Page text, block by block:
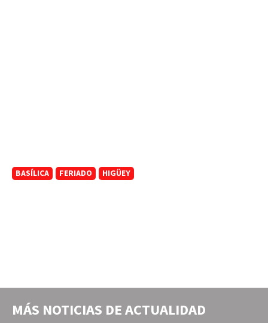
BASÍLICA FERIADO HIGÜEY
MÁS NOTICIAS DEACTUALIDAD